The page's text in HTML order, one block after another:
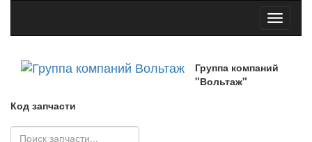
Toggle
Группа компаний
"Вольтаж"
Код запчасти